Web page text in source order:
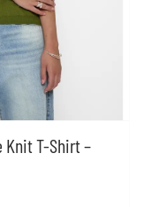
Knit T-Shirt –